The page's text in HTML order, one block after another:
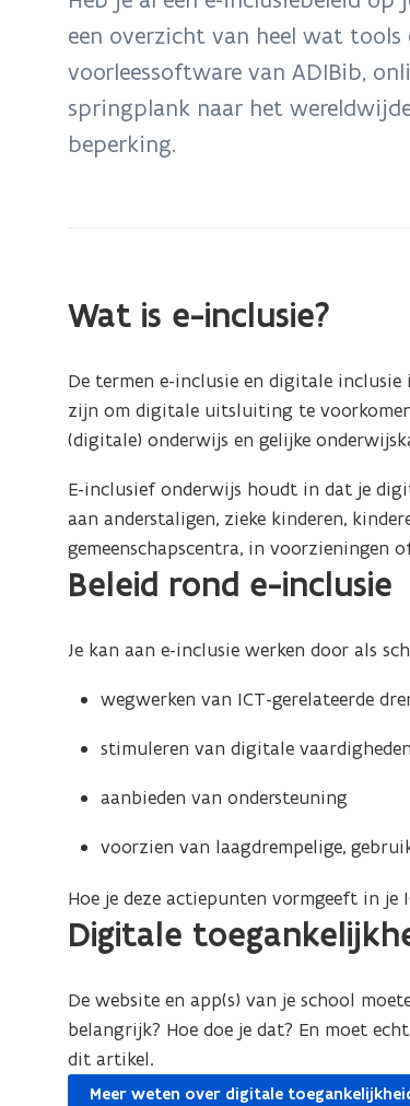
inclusie
een overzicht van heel wat
voorleessoftware van ADIBib,
springplank naar het
beperking.
Wat is e-inclusie?
De termen e-inclusie en digitale
zijn om digitale uitsluiting te
(digitale) onderwijs en gelijke
E-inclusief onderwijs houdt in dat je
aan anderstaligen, zieke kinderen,
gemeenschapscentra, in voorzieningen
Beleid rond e-inclusie
Je kan aan e-inclusie werken door als
wegwerken van ICT-gerelateerde
stimuleren van digitale vaardigheden
aanbieden van ondersteuning
voorzien van laagdrempelige,
Hoe je deze actiepunten vormgeeft in je
Digitale
De website en app(s) van je school
belangrijk? Hoe doe je dat? En moet
dit artikel.
Meer weten over digitale